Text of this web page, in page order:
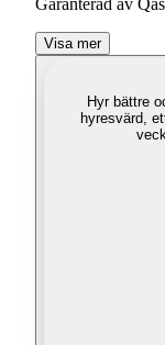
Garanterad av
Visa mer
Hyr bättre
hyresvärd,